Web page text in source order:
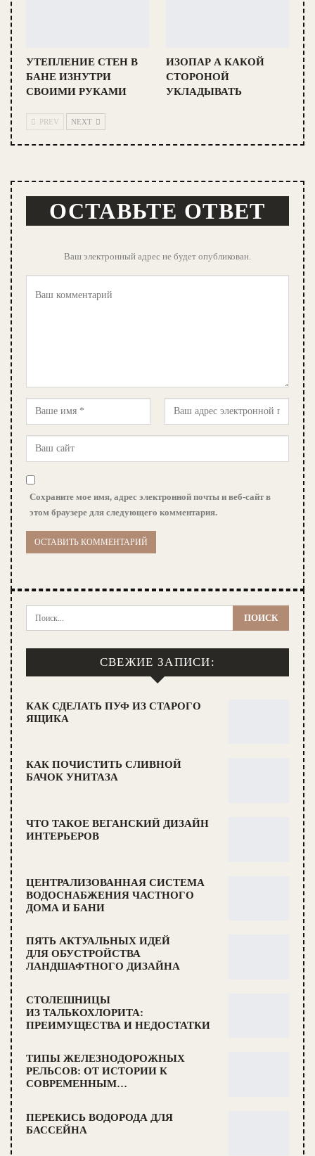
УТЕПЛЕНИЕ СТЕН В
БАНЕ ИЗНУТРИ
СВОИМИ РУКАМИ
ИЗОПАР А КАКОЙ
СТОРОНОЙ
УКЛАДЫВАТЬ
PREV NEXT
ОСТАВЬТЕ ОТВЕТ
Ваш электронный адрес не будет опубликован.
Сохраните мое имя, адрес электронной почты и веб-сайт в
этом браузере для следующего комментария.
СВЕЖИЕ ЗАПИСИ:
КАК СДЕЛАТЬ ПУФ ИЗ СТАРОГО
ЯЩИКА
КАК ПОЧИСТИТЬ СЛИВНОЙ
БАЧОК УНИТАЗА
ЧТО ТАКОЕ ВЕГАНСКИЙ ДИЗАЙН
ИНТЕРЬЕРОВ
ЦЕНТРАЛИЗОВАННАЯ СИСТЕМА
ВОДОСНАБЖЕНИЯ ЧАСТНОГО
ДОМА И БАНИ
ПЯТЬ АКТУАЛЬНЫХ ИДЕЙ
ДЛЯ ОБУСТРОЙСТВА
ЛАНДШАФТНОГО ДИЗАЙНА
СТОЛЕШНИЦЫ
ИЗ ТАЛЬКОХЛОРИТА:
ПРЕИМУЩЕСТВА И НЕДОСТАТКИ
ТИПЫ ЖЕЛЕЗНОДОРОЖНЫХ
РЕЛЬСОВ: ОТ ИСТОРИИ К
СОВРЕМЕННЫМ…
ПЕРЕКИСЬ ВОДОРОДА ДЛЯ
БАССЕЙНА